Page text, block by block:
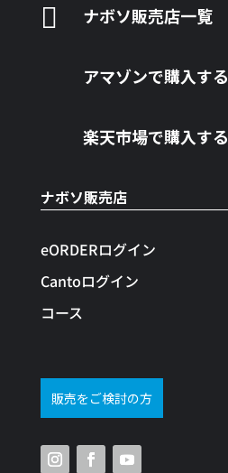
 ナボソ販売店一覧
アマゾンで購入する
楽天市場で購入する
ナボソ販売店
eORDERログイン
Cantoログイン
コース
販売をご検討の方